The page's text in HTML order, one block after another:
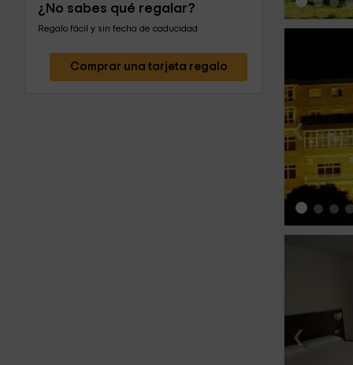
¿No sabes qué regalar?
Regalo fácil y sin fecha de caducidad
Comprar una tarjeta regalo
‹
‹